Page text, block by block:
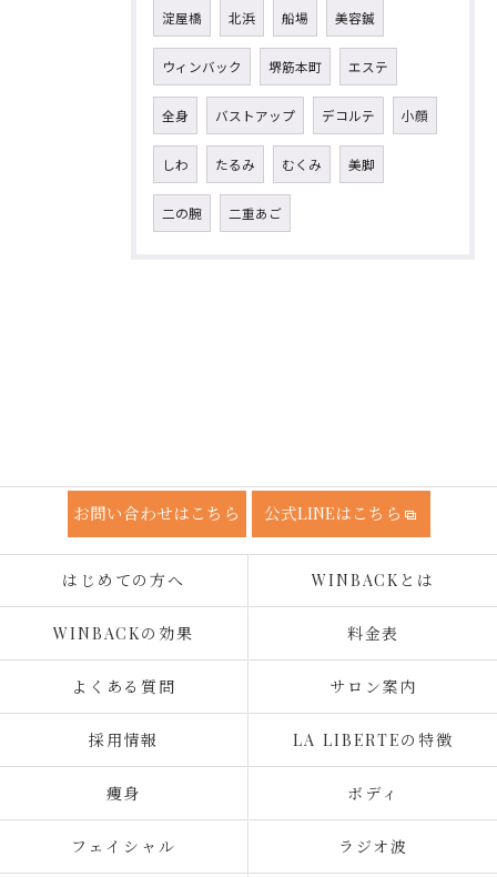
淀屋橋 北浜 船場 美容鍼
ウィンバック 堺筋本町 エステ
全身 バストアップ デコルテ 小顔
しわ たるみ むくみ 美脚
二の腕 二重あご
お問い合わせはこちら 公式LINEはこちら
はじめての方へ WINBACKとは
WINBACKの効果 料金表
よくある質問 サロン案内
採用情報 LA LIBERTEの特徴
痩身 ボディ
フェイシャル ラジオ波